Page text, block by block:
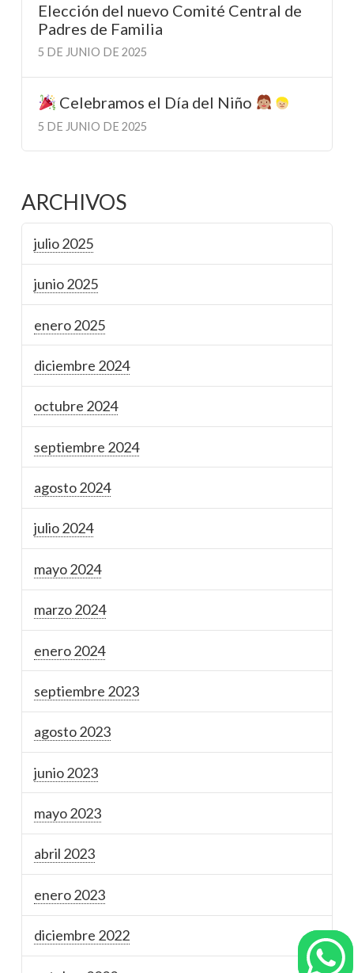
Elección del nuevo Comité Central de
Padres de Familia
5 DE JUNIO DE 2025
Celebramos el Día del Niño
5 DE JUNIO DE 2025
ARCHIVOS
julio 2025
junio 2025
enero 2025
diciembre 2024
octubre 2024
septiembre 2024
agosto 2024
julio 2024
mayo 2024
marzo 2024
enero 2024
septiembre 2023
agosto 2023
junio 2023
mayo 2023
abril 2023
enero 2023
diciembre 2022